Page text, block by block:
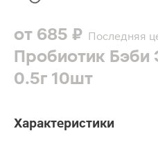
от 685 ₽ Последняя
Пробиотик Бэби
0.5г 10шт
Характеристики